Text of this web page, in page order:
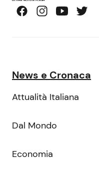
News e Cronaca
Attualità Italiana
Dal Mondo
Economia